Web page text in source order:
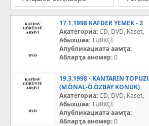
17.1.1998 KAFDER YEMEK - 2
Акатегориа:CD, DVD, Kaset,
Абызшәа:TÜRKÇE
Апубликациатә аамҭа:
Абларҭа аномер:0
19.3.1998 - KANTARIN
(M.ÖNAL-Ö.ÖZBAY KONUK)
Акатегориа:CD, DVD, Kaset,
Абызшәа:TÜRKÇE
Апубликациатә аамҭа:
Абларҭа аномер:0